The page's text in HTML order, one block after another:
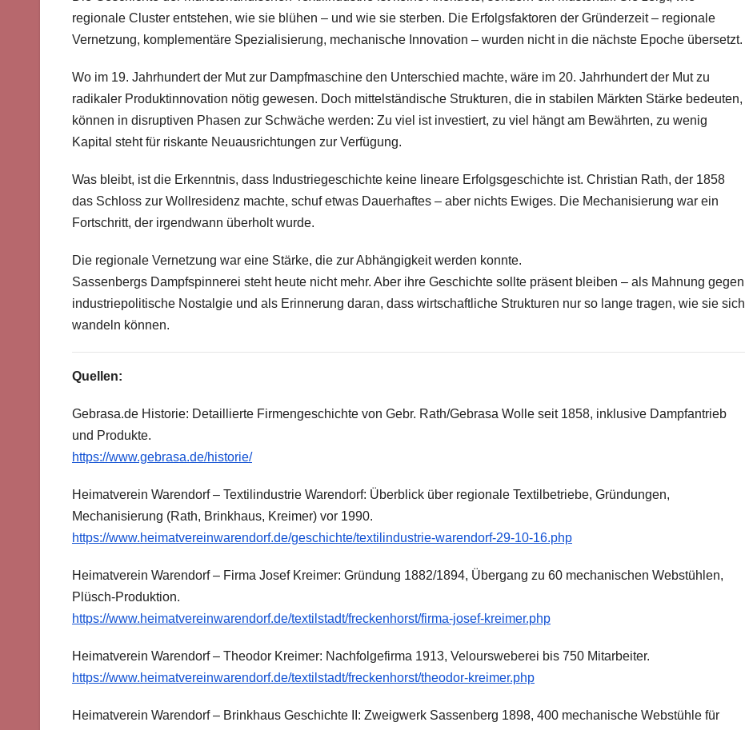
regionale Cluster entstehen, wie sie blühen – und wie sie sterben. Die Erfolgsfaktoren der Gründerzeit – regionale
Vernetzung, komplementäre Spezialisierung, mechanische Innovation – wurden nicht in die nächste Epoche übersetzt.
Wo im 19. Jahrhundert der Mut zur Dampfmaschine den Unterschied machte, wäre im 20. Jahrhundert der Mut zu
radikaler Produktinnovation nötig gewesen. Doch mittelständische Strukturen, die in stabilen Märkten Stärke bedeuten,
können in disruptiven Phasen zur Schwäche werden: Zu viel ist investiert, zu viel hängt am Bewährten, zu wenig
Kapital steht für riskante Neuausrichtungen zur Verfügung.
Was bleibt, ist die Erkenntnis, dass Industriegeschichte keine lineare Erfolgsgeschichte ist. Christian Rath, der 1858
das Schloss zur Wollresidenz machte, schuf etwas Dauerhaftes – aber nichts Ewiges. Die Mechanisierung war ein
Fortschritt, der irgendwann überholt wurde.
Die regionale Vernetzung war eine Stärke, die zur Abhängigkeit werden konnte.
Sassenbergs Dampfspinnerei steht heute nicht mehr. Aber ihre Geschichte sollte präsent bleiben – als Mahnung gegen
industriepolitische Nostalgie und als Erinnerung daran, dass wirtschaftliche Strukturen nur so lange tragen, wie sie sich
wandeln können.
Quellen:
Gebrasa.de Historie: Detaillierte Firmengeschichte von Gebr. Rath/Gebrasa Wolle seit 1858, inklusive Dampfantrieb
und Produkte.
https://www.gebrasa.de/historie/
Heimatverein Warendorf – Textilindustrie Warendorf: Überblick über regionale Textilbetriebe, Gründungen,
Mechanisierung (Rath, Brinkhaus, Kreimer) vor 1990.
https://www.heimatvereinwarendorf.de/geschichte/textilindustrie-warendorf-29-10-16.php
Heimatverein Warendorf – Firma Josef Kreimer: Gründung 1882/1894, Übergang zu 60 mechanischen Webstühlen,
Plüsch-Produktion.
https://www.heimatvereinwarendorf.de/textilstadt/freckenhorst/firma-josef-kreimer.php
Heimatverein Warendorf – Theodor Kreimer: Nachfolgefirma 1913, Veloursweberei bis 750 Mitarbeiter.
https://www.heimatvereinwarendorf.de/textilstadt/freckenhorst/theodor-kreimer.php
Heimatverein Warendorf – Brinkhaus Geschichte II: Zweigwerk Sassenberg 1898, 400 mechanische Webstühle für